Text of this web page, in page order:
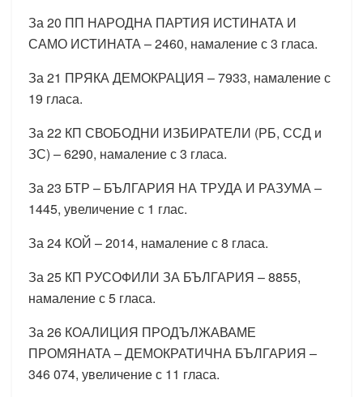
За 20 ПП НАРОДНА ПАРТИЯ ИСТИНАТА И
САМО ИСТИНАТА – 2460, намаление с 3 гласа.
За 21 ПРЯКА ДЕМОКРАЦИЯ – 7933, намаление с
19 гласа.
За 22 КП СВОБОДНИ ИЗБИРАТЕЛИ (РБ, ССД и
ЗС) – 6290, намаление с 3 гласа.
За 23 БТР – БЪЛГАРИЯ НА ТРУДА И РАЗУМА –
1445, увеличение с 1 глас.
За 24 КОЙ – 2014, намаление с 8 гласа.
За 25 КП РУСОФИЛИ ЗА БЪЛГАРИЯ – 8855,
намаление с 5 гласа.
За 26 КОАЛИЦИЯ ПРОДЪЛЖАВАМЕ
ПРОМЯНАТА – ДЕМОКРАТИЧНА БЪЛГАРИЯ –
346 074, увеличение с 11 гласа.